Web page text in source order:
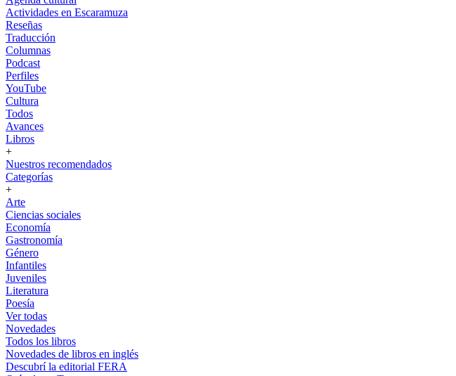
Actividades en Escaramuza
Reseñas
Traducción
Columnas
Podcast
Perfiles
YouTube
Cultura
Todos
Avances
Libros
+
Nuestros recomendados
Categorías
+
Arte
Ciencias sociales
Economía
Gastronomía
Género
Infantiles
Juveniles
Literatura
Poesía
Ver todas
Novedades
Todos los libros
Novedades de libros en inglés
Descubrí la editorial FERA